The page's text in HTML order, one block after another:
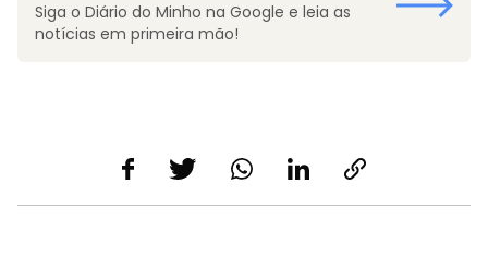
Siga o Diário do Minho na Google e leia as
notícias em primeira mão!